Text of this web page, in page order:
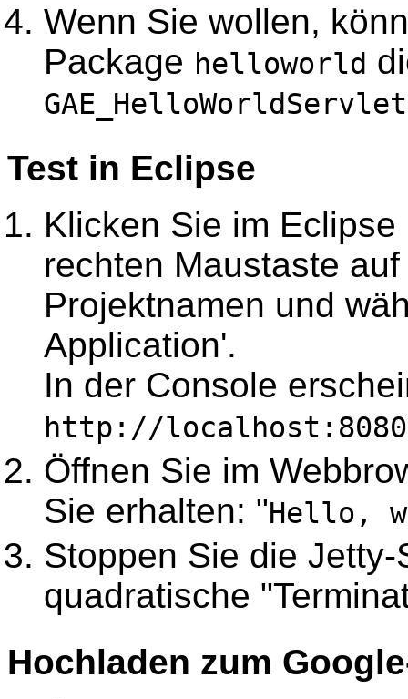
Wenn Sie wollen,
Package helloworld
Test in Eclipse
Klicken Sie im
rechten Maustaste
Projektnamen und
Application'.
In der Console
http://
Öffnen Sie im
Sie erhalten: "Hello,
Stoppen Sie die
quadratische
Hochladen zum